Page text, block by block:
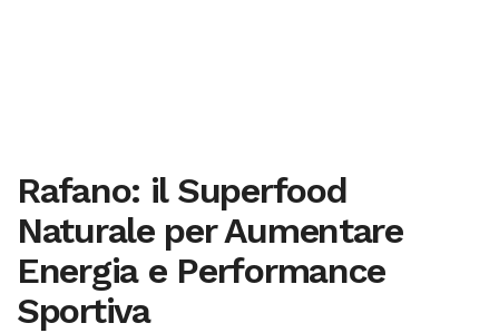
Rafano: il Superfood
Naturale per Aumentare
Energia e Performance
Sportiva